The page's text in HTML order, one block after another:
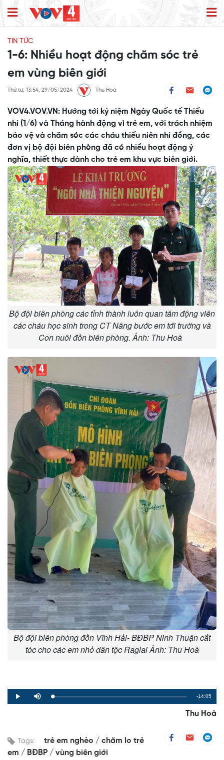
TIN TỨC
1-6: Nhiều hoạt động chăm sóc trẻ
em vùng biên giới
Thứ tư, 13:54, 29/05/2024 Thu Hoà
VOV4.VOV.VN: Hướng tới kỷ niệm Ngày Quốc tế Thiếu
nhi (1/6) và Tháng hành động vì trẻ em, với trách nhiệm
bảo vệ và chăm sóc các cháu thiếu niên nhi đồng, các
đơn vị bộ đội biên phòng đã có nhiều hoạt động ý
nghĩa, thiết thực dành cho trẻ em khu vực biên giới.
Bộ đội biên phòng các tỉnh thành luôn quan tâm động viên
các cháu học sinh trong CT Nâng bước em tới trường và
Con nuôi đồn biên phòng. Ảnh: Thu Hoà
Bộ đội biên phòng đồn Vĩnh Hải- BĐBP Ninh Thuận cắt
tóc cho các em nhỏ dân tộc Raglai Ảnh: Thu Hoà
Play Mute Loaded:
0%
Progress:
0%
Remaining
Time
-14:05
Thu Hoà
Tags: trẻ em nghèo
chăm lo trẻ
em
BĐBP vùng biên giới